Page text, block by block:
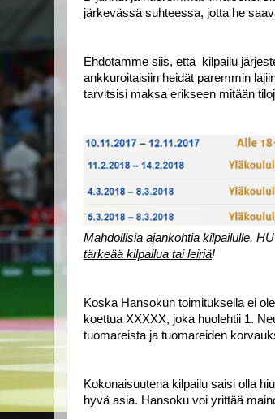
järkevässä suhteessa, jotta he
Ehdotamme siis, että  kilpailu
ankkuroitaisiin heidät paremmin
tarvitsisi maksa erikseen mitään
Mahdollisia ajankohtia kilpailulle.
tärkeää kilpailua tai leiriä!
Koska Hansokun toimituksella ei
koettua XXXXX, joka huolehtii 1.
tuomareista ja tuomareiden
Kokonaisuutena kilpailu saisi olla
hyvä asia. Hansoku voi yrittää